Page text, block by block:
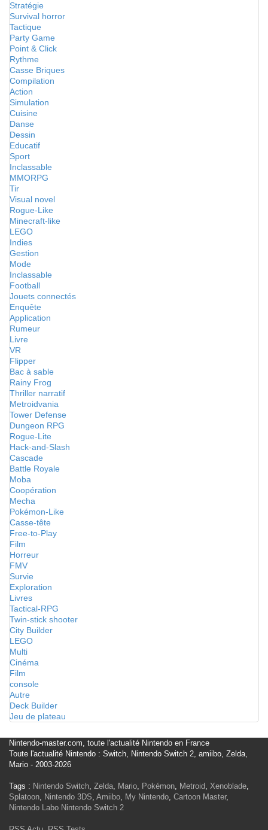
Stratégie
Survival horror
Tactique
Party Game
Point & Click
Rythme
Casse Briques
Compilation
Action
Simulation
Cuisine
Danse
Dessin
Educatif
Sport
Inclassable
MMORPG
Tir
Visual novel
Rogue-Like
Minecraft-like
LEGO
Indies
Gestion
Mode
Inclassable
Football
Jouets connectés
Enquête
Application
Rumeur
Livre
VR
Flipper
Bac à sable
Rainy Frog
Thriller narratif
Metroidvania
Tower Defense
Dungeon RPG
Rogue-Lite
Hack-and-Slash
Cascade
Battle Royale
Moba
Coopération
Mecha
Pokémon-Like
Casse-tête
Free-to-Play
Film
Horreur
FMV
Survie
Exploration
Livres
Tactical-RPG
Twin-stick shooter
City Builder
LEGO
Multi
Cinéma
Film
console
Autre
Deck Builder
Jeu de plateau
Nintendo-master.com, toute l'actualité Nintendo en France
Toute l'actualité Nintendo : Switch, Nintendo Switch 2, amiibo, Zelda,
Mario - 2003-2026
Tags : Nintendo Switch, Zelda, Mario, Pokémon, Metroid, Xenoblade,
Splatoon, Nintendo 3DS, Amiibo, My Nintendo, Cartoon Master,
Nintendo Labo Nintendo Switch 2